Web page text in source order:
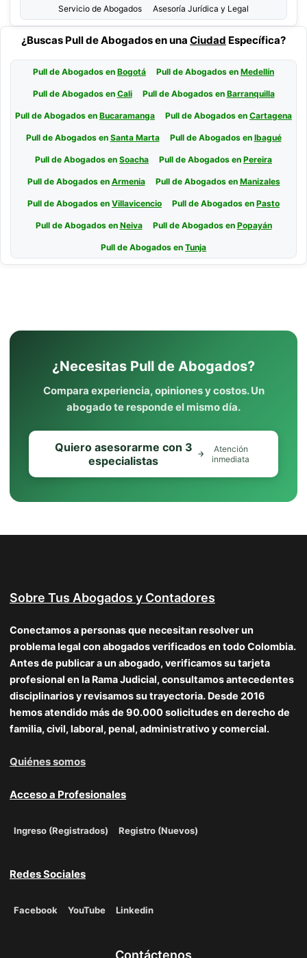
Servicio de Abogados Asesoría Jurídica y Legal
¿Buscas Pull de Abogados en una Ciudad Específica?
Pull de Abogados en Bogotá Pull de Abogados en Medellín
Pull de Abogados en Cali Pull de Abogados en Barranquilla
Pull de Abogados en Bucaramanga Pull de Abogados en Cartagena
Pull de Abogados en Santa Marta Pull de Abogados en Ibagué
Pull de Abogados en Soacha Pull de Abogados en Pereira
Pull de Abogados en Armenia Pull de Abogados en Manizales
Pull de Abogados en Villavicencio Pull de Abogados en Pasto
Pull de Abogados en Neiva Pull de Abogados en Popayán
Pull de Abogados en Tunja
¿Necesitas Pull de Abogados?
Compara experiencia, opiniones y costos. Un
abogado te responde el mismo día.
Quiero asesorarme con 3
especialistas
Atención
inmediata
Sobre Tus Abogados y Contadores
Conectamos a personas que necesitan resolver un
problema legal con abogados verificados en todo Colombia.
Antes de publicar a un abogado, verificamos su tarjeta
profesional en la Rama Judicial, consultamos antecedentes
disciplinarios y revisamos su trayectoria. Desde 2016
hemos atendido más de 90.000 solicitudes en derecho de
familia, civil, laboral, penal, administrativo y comercial.
Quiénes somos
Acceso a Profesionales
Ingreso (Registrados) Registro (Nuevos)
Redes Sociales
Facebook YouTube Linkedin
Contáctenos